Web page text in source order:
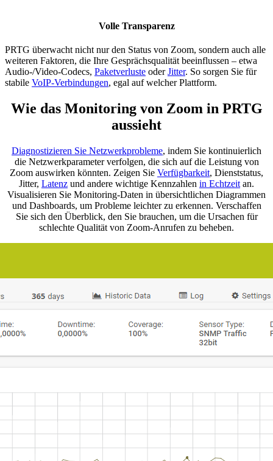
Volle Transparenz
PRTG überwacht nicht nur den Status von Zoom, sondern auch alle
weiteren Faktoren, die Ihre Gesprächsqualität beeinflussen – etwa
Audio-/Video-Codecs, Paketverluste oderJitter. So sorgen Sie für
stabile VoIP-Verbindungen, egal auf welcher Plattform.
Wie das Monitoring von Zoom in PRTG
aussieht
Diagnostizieren Sie Netzwerkprobleme, indem Sie kontinuierlich
die Netzwerkparameter verfolgen, die sich auf die Leistung von
Zoom auswirken könnten. Zeigen Sie Verfügbarkeit, Dienststatus,
Jitter, Latenz und andere wichtige Kennzahlen in Echtzeit an.
Visualisieren Sie Monitoring-Daten in übersichtlichen Diagrammen
und Dashboards, um Probleme leichter zu erkennen. Verschaffen
Sie sich den Überblick, den Sie brauchen, um die Ursachen für
schlechte Qualität von Zoom-Anrufen zu beheben.